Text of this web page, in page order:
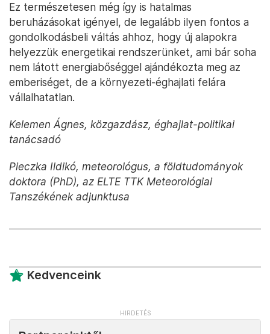
Ez természetesen még így is hatalmas
beruházásokat igényel, de legalább ilyen fontos a
gondolkodásbeli váltás ahhoz, hogy új alapokra
helyezzük energetikai rendszerünket, ami bár soha
nem látott energiabőséggel ajándékozta meg az
emberiséget, de a környezeti-éghajlati felára
vállalhatatlan.
Kelemen Ágnes, közgazdász, éghajlat-politikai
tanácsadó
Pieczka Ildikó, meteorológus, a földtudományok
doktora (PhD), az ELTE TTK Meteorológiai
Tanszékének adjunktusa
Kedvenceink